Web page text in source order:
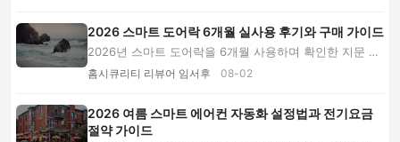
2026 스마트 도어락 6개월 실사용 후기와 구매 가이드
2026년 스마트 도어락을 6개월 사용하며 확인한 지문 인
식, 출입 알림, 배터리 관리의 장단점을 소개합...
홈시큐리티 리뷰어 임서후 08-02
2026 여름 스마트 에어컨 자동화 설정법과 전기요금
절약 가이드